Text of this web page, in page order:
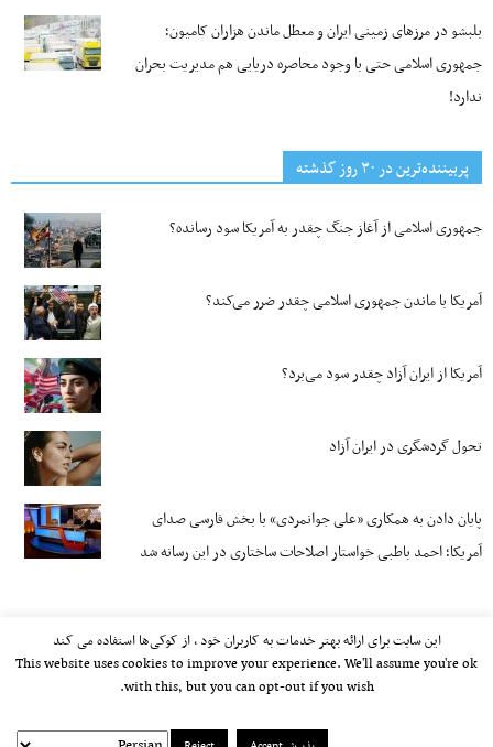
بلبشو در مرزهای زمینی ایران و معطل ماندن هزاران کامیون؛
جمهوری اسلامی حتی با وجود محاصره دریایی هم مدیریت بحران
ندارد!
پربیننده‌ترین‌ در ۳۰ روز گذشته
جمهوری اسلامی از آغاز جنگ چقدر به آمریکا سود رسانده؟
آمریکا با ماندن جمهوری اسلامی چقدر ضرر می‌کند؟
آمریکا از ایران آزاد چقدر سود می‌برد؟
تحول گردشگری در ایران آزاد
پایان دادن به همکاری «علی جوانمردی» با بخش فارسی صدای
آمریکا؛ احمد باطبی خواستار اصلاحات ساختاری در این رسانه شد
این سایت برای ارائه بهتر خدمات به کاربران خود ، از کوکی‌ها استفاده می کند
This website uses cookies to improve your experience. We'll assume you're ok
with this, but you can opt-out if you wish.